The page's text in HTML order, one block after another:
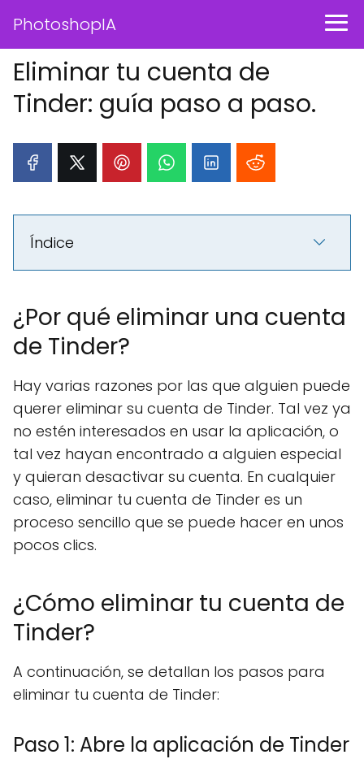
PhotoshopIA
Eliminar tu cuenta de
Tinder: guía paso a paso.
Índice
¿Por qué eliminar una cuenta
de Tinder?
Hay varias razones por las que alguien puede
querer eliminar su cuenta de Tinder. Tal vez ya
no estén interesados en usar la aplicación, o
tal vez hayan encontrado a alguien especial
y quieran desactivar su cuenta. En cualquier
caso, eliminar tu cuenta de Tinder es un
proceso sencillo que se puede hacer en unos
pocos clics.
¿Cómo eliminar tu cuenta de
Tinder?
A continuación, se detallan los pasos para
eliminar tu cuenta de Tinder:
Paso 1: Abre la aplicación de Tinder